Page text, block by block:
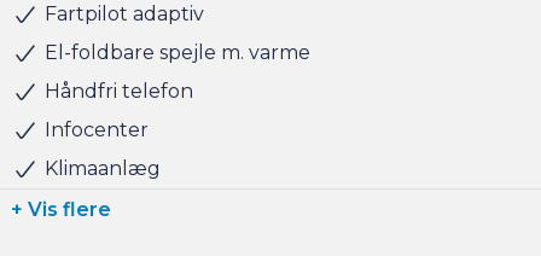
Fartpilot adaptiv
El-foldbare spejle m. varme
Håndfri telefon
Infocenter
Klimaanlæg
+ Vis flere